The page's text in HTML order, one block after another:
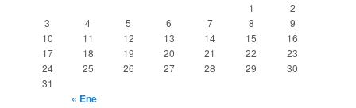
1
2
3
4 5 6 7 8
9
10
11 12 13 14 15
16
17
18 19 20 21 22
23
24
25 26 27 28 29
30
31
« Ene